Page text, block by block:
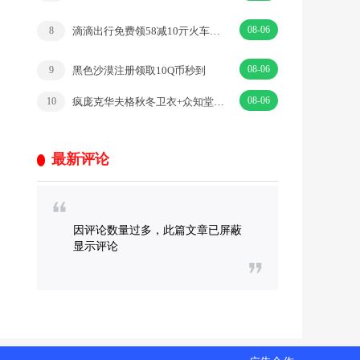
8 滴滴出行免费领58减10亓火车票券含火车票 08-06
9 黑色沙漠注册领取10Q币秒到 08-06
10 疯庞克华夫格秋冬卫衣+众知堂医用筋骨贴+熊治水牛乳蛋白棒面包 08-06
最新评论
因评论数量过多，此篇文章已屏蔽
显示评论